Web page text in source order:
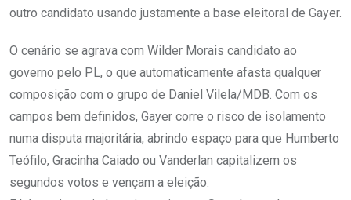
outro candidato usando justamente a base eleitoral de Gayer.
O cenário se agrava com Wilder Morais candidato ao
governo pelo PL, o que automaticamente afasta qualquer
composição com o grupo de Daniel Vilela/MDB. Com os
campos bem definidos, Gayer corre o risco de isolamento
numa disputa majoritária, abrindo espaço para que Humberto
Teófilo, Gracinha Caiado ou Vanderlan capitalizem os
segundos votos e vençam a eleição.